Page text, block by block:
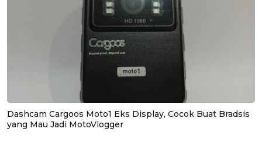
Dashcam Cargoos Moto1 Eks Display, Cocok Buat Bradsis
yang Mau Jadi MotoVlogger